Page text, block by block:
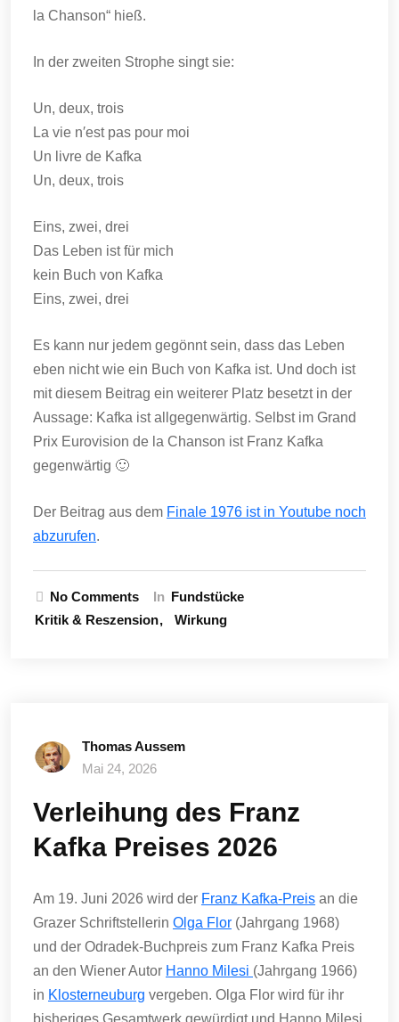
la Chanson“ hieß.
In der zweiten Strophe singt sie:
Un, deux, trois
La vie n′est pas pour moi
Un livre de Kafka
Un, deux, trois
Eins, zwei, drei
Das Leben ist für mich
kein Buch von Kafka
Eins, zwei, drei
Es kann nur jedem gegönnt sein, dass das Leben
eben nicht wie ein Buch von Kafka ist. Und doch ist
mit diesem Beitrag ein weiterer Platz besetzt in der
Aussage: Kafka ist allgegenwärtig. Selbst im Grand
Prix Eurovision de la Chanson ist Franz Kafka
gegenwärtig 🙂
Der Beitrag aus dem Finale 1976 ist in Youtube noch
abzurufen.
No Comments In Fundstücke
Kritik & Reszension
Wirkung
Thomas Aussem
Mai 24, 2026
Verleihung des Franz
Kafka Preises 2026
Am 19. Juni 2026 wird der Franz Kafka-Preis an die
Grazer Schriftstellerin Olga Flor (Jahrgang 1968)
und der Odradek-Buchpreis zum Franz Kafka Preis
an den Wiener Autor Hanno Milesi (Jahrgang 1966)
in Klosterneuburg vergeben. Olga Flor wird für ihr
bisheriges Gesamtwerk gewürdigt und Hanno Milesi